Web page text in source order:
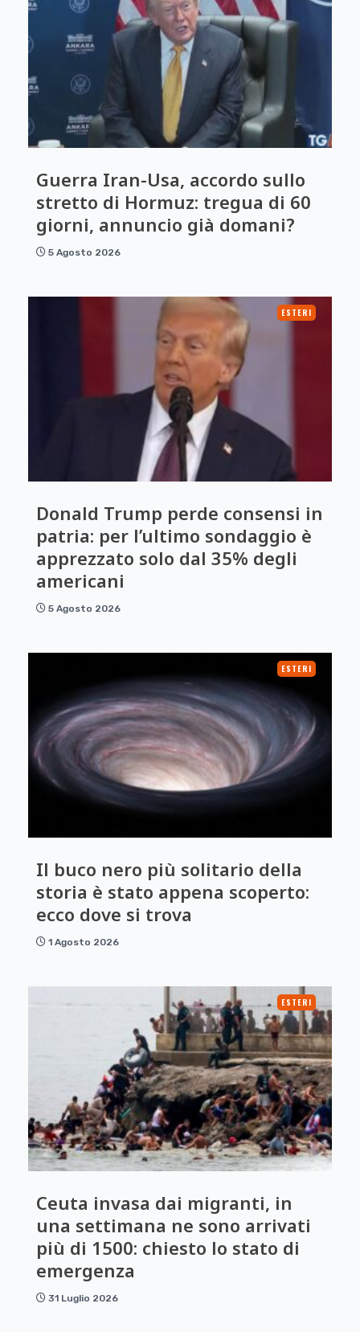
Guerra Iran-Usa, accordo sullo
stretto di Hormuz: tregua di 60
giorni, annuncio già domani?
5 Agosto 2026
ESTERI
Donald Trump perde consensi in
patria: per l’ultimo sondaggio è
apprezzato solo dal 35% degli
americani
5 Agosto 2026
ESTERI
Il buco nero più solitario della
storia è stato appena scoperto:
ecco dove si trova
1 Agosto 2026
ESTERI
Ceuta invasa dai migranti, in
una settimana ne sono arrivati
più di 1500: chiesto lo stato di
emergenza
31 Luglio 2026